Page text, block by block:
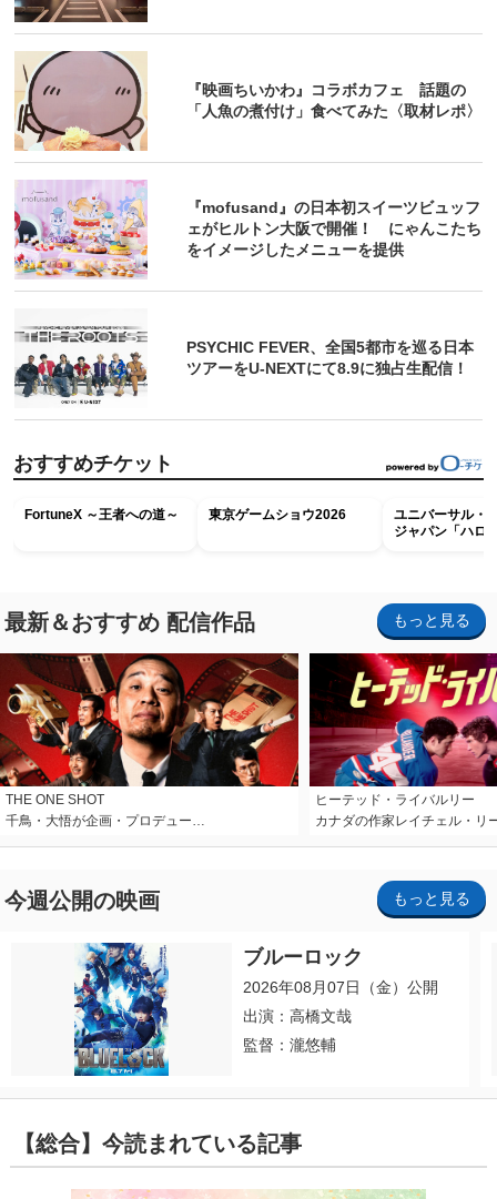
『映画ちいかわ』コラボカフェ 話題の
「人魚の煮付け」食べてみた〈取材レポ〉
『mofusand』の日本初スイーツビュッフ
ェがヒルトン大阪で開催！ にゃんこたち
をイメージしたメニューを提供
PSYCHIC FEVER、全国5都市を巡る日本
ツアーをU‐NEXTにて8.9に独占生配信！
おすすめチケット
FortuneX ～王者への道～ 東京ゲームショウ2026
ユニバーサル・
ジャパン「ハロ
最新＆おすすめ 配信作品 もっと見る
THE ONE SHOT
千鳥・大悟が企画・プロデュー…
ヒーテッド・ライバルリー
カナダの作家レイチェル・リ
今週公開の映画 もっと見る
ブルーロック
2026年08月07日（金）公開
出演：高橋文哉
監督：瀧悠輔
【総合】今読まれている記事